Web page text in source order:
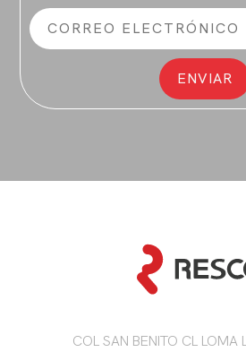
COL SAN BENITO CL LOMA